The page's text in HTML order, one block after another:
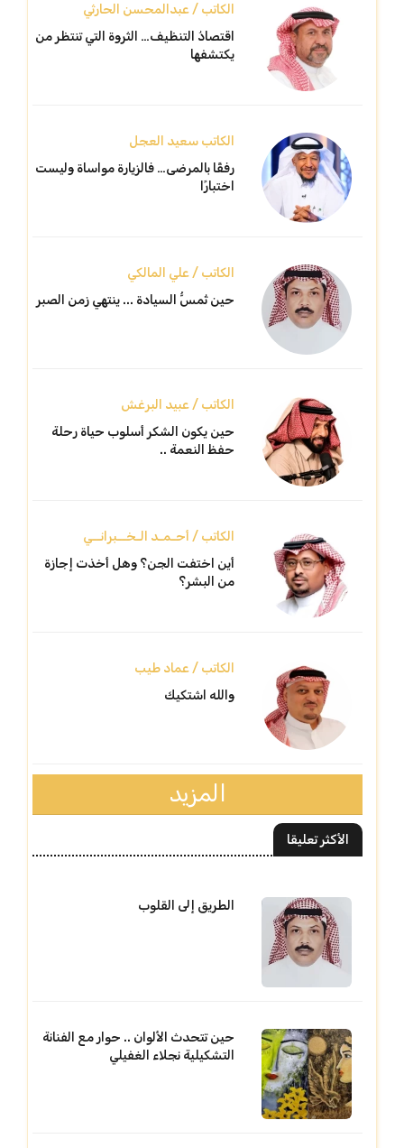
الكاتب / عبدالمحسن الحارثي
اقتصادُ التنظيف… الثروة التي تنتظر من
يكتشفها
الكاتب سعيد العجل
رفقًا بالمرضى… فالزيارة مواساة وليست
اختبارًا
الكاتب / علي المالكي
حين تُمسُّ السيادة ... ينتهي زمن الصبر
الكاتب / عبيد البرغش
حين يكون الشكر أسلوب حياة رحلة
حفظ النعمة ..
الكاتب / أحـمـد الـخــبرانــي
أين اختفت الجن؟ وهل أخذت إجازة
من البشر؟
الكاتب / عماد طيب
والله اشتكيك
المزيد
الأكثر تعليقا
الطريق إلى القلوب
حين تتحدث الألوان .. حوار مع الفنانة
التشكيلية نجلاء الغفيلي